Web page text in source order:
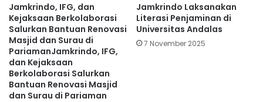
Jamkrindo, IFG, dan
Kejaksaan Berkolaborasi
Salurkan Bantuan Renovasi
Masjid dan Surau di
PariamanJamkrindo, IFG,
dan Kejaksaan
Berkolaborasi Salurkan
Bantuan Renovasi Masjid
dan Surau di Pariaman
Jamkrindo Laksanakan
Literasi Penjaminan di
Universitas Andalas
7 November 2025